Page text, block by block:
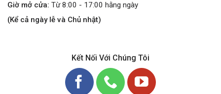
Giờ mở cửa: Từ 8:00 - 17:00 hằng ngày
(Kể cả ngày lễ và Chủ nhật)
Kết Nối Với Chúng Tôi